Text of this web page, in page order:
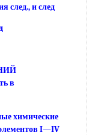
след., и след
в
химические
I—IV